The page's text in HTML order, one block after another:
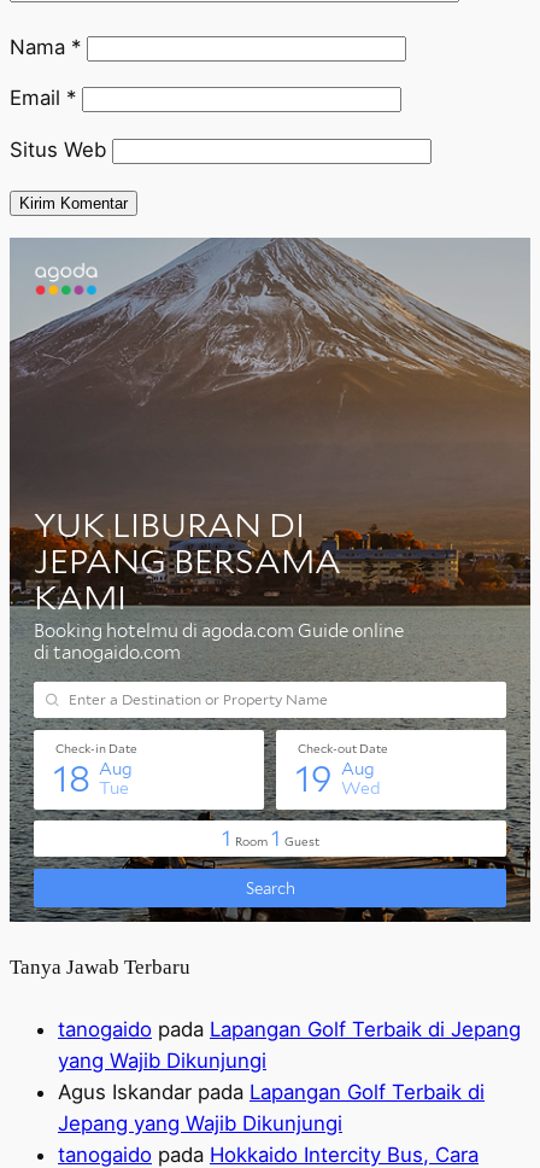
Nama *
Email *
Situs Web
Tanya Jawab Terbaru
tanogaido pada Lapangan Golf Terbaik di Jepang
yang Wajib Dikunjungi
Agus Iskandar pada Lapangan Golf Terbaik di
Jepang yang Wajib Dikunjungi
tanogaido pada Hokkaido Intercity Bus, Cara